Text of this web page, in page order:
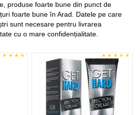
produse foarte bune din punct de
foarte bune în Arad. Datele pe care
sunt necesare pentru livrarea
cu o mare confidențialitate.